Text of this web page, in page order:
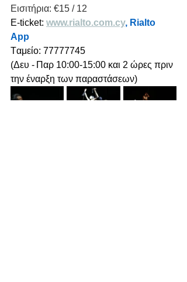
Εισιτήρια: €15 / 12
E-ticket: www.rialto.com.cy, Rialto
App
Tαμείο: 77777745
(Δευ - Παρ 10:00-15:00 και 2 ώρες πριν
την έναρξη των παραστάσεων)